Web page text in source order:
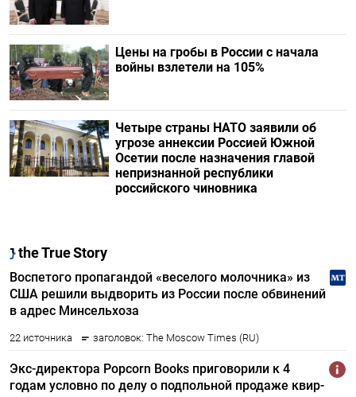
Цены на гробы в России с начала
войны взлетели на 105%
Четыре страны НАТО заявили об
угрозе аннексии Россией Южной
Осетии после назначения главой
непризнанной республики
российского чиновника